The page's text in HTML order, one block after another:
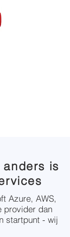
anders is
Azure, AWS,
provider dan
startpunt - wij